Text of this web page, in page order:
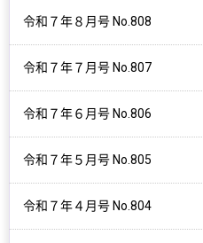
令和７年８月号 No.808
令和７年７月号 No.807
令和７年６月号 No.806
令和７年５月号 No.805
令和７年４月号 No.804